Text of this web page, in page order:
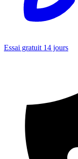
Essai gratuit 14 jours